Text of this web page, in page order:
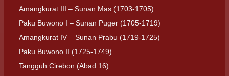
Amangkurat III – Sunan Mas (1703-1705)
Paku Buwono I – Sunan Puger (1705-1719)
Amangkurat IV – Sunan Prabu (1719-1725)
Paku Buwono II (1725-1749)
Tangguh Cirebon (Abad 16)